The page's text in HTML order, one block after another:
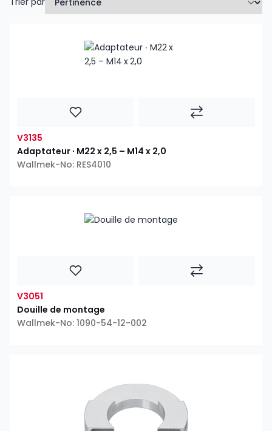
V3135
Adaptateur ∙ M22 x 2,5 – M14 x 2,0
Wallmek-No: RES4010
V3051
Douille de montage
Wallmek-No: 1090-54-12-002